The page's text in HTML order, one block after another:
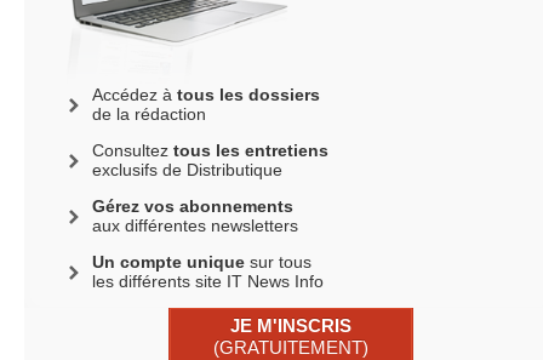
Accédez à tous les dossiers
de la rédaction
Consultez tous les entretiens
exclusifs de Distributique
Gérez vos abonnements
aux différentes newsletters
Un compte unique sur tous
les différents site IT News Info
JE M'INSCRIS
(GRATUITEMENT)